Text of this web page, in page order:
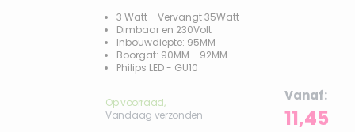
3 Watt - Vervangt 35Watt
Dimbaar en 230Volt
Inbouwdiepte: 95MM
Boorgat: 90MM - 92MM
Philips LED - GU10
Op voorraad,
Vandaag verzonden
Vanaf
11,45